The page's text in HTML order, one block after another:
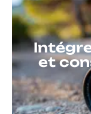
et